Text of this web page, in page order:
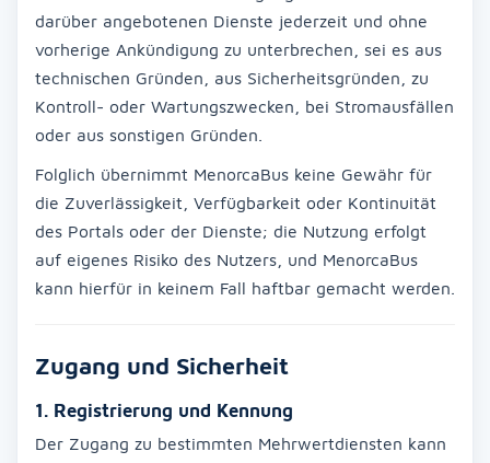
darüber angebotenen Dienste jederzeit und ohne
vorherige Ankündigung zu unterbrechen, sei es aus
technischen Gründen, aus Sicherheitsgründen, zu
Kontroll- oder Wartungszwecken, bei Stromausfällen
oder aus sonstigen Gründen.
Folglich übernimmt MenorcaBus keine Gewähr für
die Zuverlässigkeit, Verfügbarkeit oder Kontinuität
des Portals oder der Dienste; die Nutzung erfolgt
auf eigenes Risiko des Nutzers, und MenorcaBus
kann hierfür in keinem Fall haftbar gemacht werden.
Zugang und Sicherheit
1. Registrierung und Kennung
Der Zugang zu bestimmten Mehrwertdiensten kann